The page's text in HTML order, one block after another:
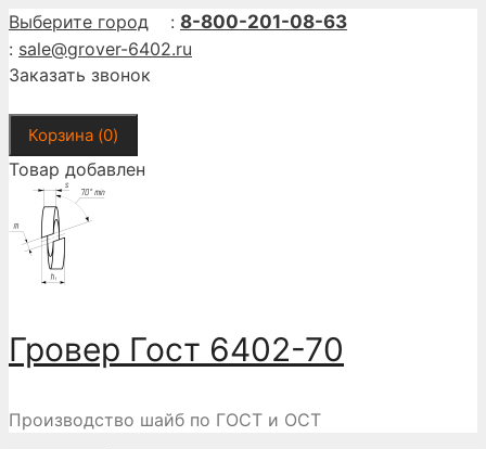
Перейти
к
содержимому
Выберите город : 8-800-201-08-63
: sale@grover-6402.ru
Заказать звонок
Корзина (0)
Товар добавлен
Гровер Гост 6402-70
Производство шайб по ГОСТ и ОСТ